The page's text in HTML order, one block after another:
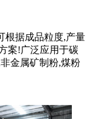
根据成品粒度,产量
案!广泛应用于碳
金属矿制粉,煤粉